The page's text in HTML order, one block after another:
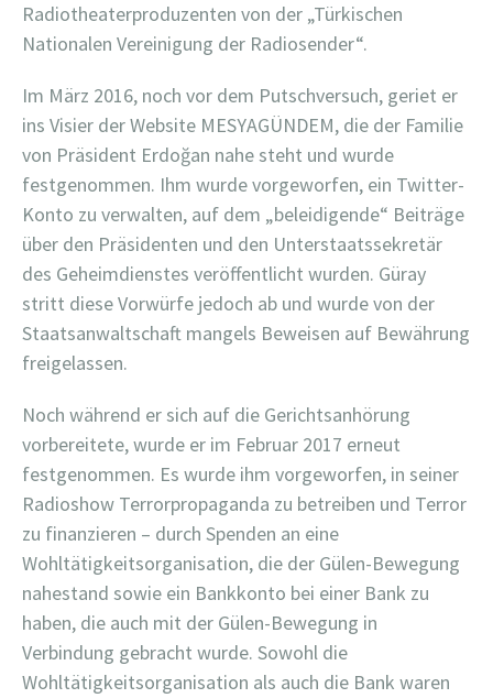
Radiotheaterproduzenten von der „Türkischen
Nationalen Vereinigung der Radiosender“.
Im März 2016, noch vor dem Putschversuch, geriet er
ins Visier der Website MESYAGÜNDEM, die der Familie
von Präsident Erdoğan nahe steht und wurde
festgenommen. Ihm wurde vorgeworfen, ein Twitter-
Konto zu verwalten, auf dem „beleidigende“ Beiträge
über den Präsidenten und den Unterstaatssekretär
des Geheimdienstes veröffentlicht wurden. Güray
stritt diese Vorwürfe jedoch ab und wurde von der
Staatsanwaltschaft mangels Beweisen auf Bewährung
freigelassen.
Noch während er sich auf die Gerichtsanhörung
vorbereitete, wurde er im Februar 2017 erneut
festgenommen. Es wurde ihm vorgeworfen, in seiner
Radioshow Terrorpropaganda zu betreiben und Terror
zu finanzieren – durch Spenden an eine
Wohltätigkeitsorganisation, die der Gülen-Bewegung
nahestand sowie ein Bankkonto bei einer Bank zu
haben, die auch mit der Gülen-Bewegung in
Verbindung gebracht wurde. Sowohl die
Wohltätigkeitsorganisation als auch die Bank waren